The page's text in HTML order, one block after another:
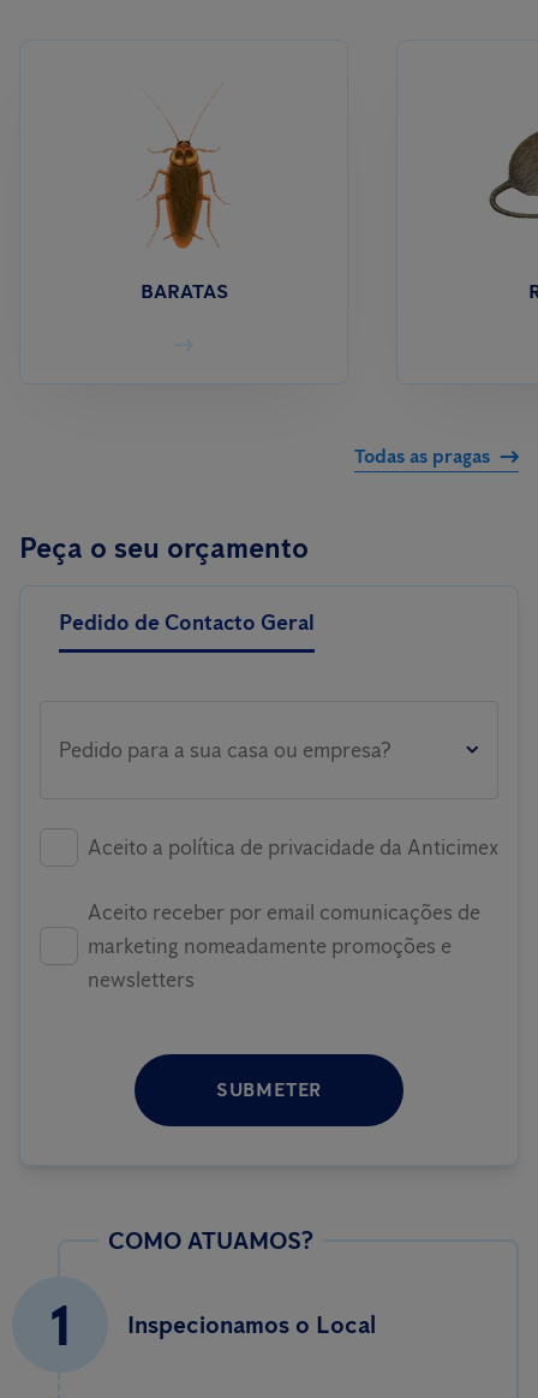
BARATAS
Todas as pragas
Peça o seu orçamento
Pedido de Contacto Geral
Pedido para a sua casa ou empresa?
Aceito a política de privacidade da Anticimex
Aceito receber por email comunicações de
marketing nomeadamente promoções e
newsletters
SUBMETER
COMO ATUAMOS?
1 Inspecionamos o Local